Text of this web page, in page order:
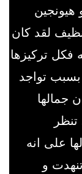
هيونجين
لقد كان
فكل تركيزها
تواجد
جمالها
على انه
و